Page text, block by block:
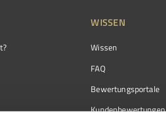
WISSEN
Wissen
FAQ
Bewertungsportale
Kundenbewertungen